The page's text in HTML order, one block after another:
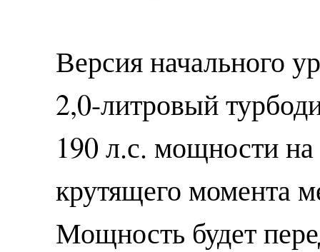
Версия начального
2,0-литровый
190 л.с. мощности
крутящего момента
Мощность будет